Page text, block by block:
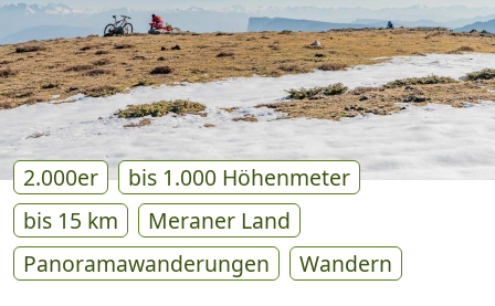
I
N
G
E
N
2.000er
bis 1.000 Höhenmeter
bis 15 km
Meraner Land
Panoramawanderungen
Wandern